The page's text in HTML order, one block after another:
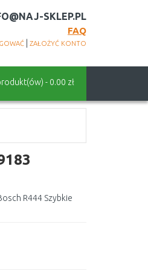
SKLEP.PL
FAQ
ZAŁOŻYĆ KONTO
- 0.00 zł
R444 Szybkie